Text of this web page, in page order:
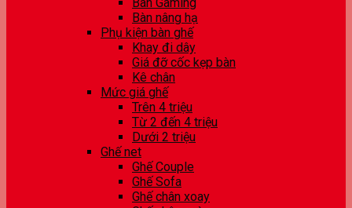
Bàn nâng hạ
Phụ kiện bàn ghế
Khay đi dây
Giá đỡ cốc kẹp bàn
Kê chân
Mức giá ghế
Trên 4 triệu
Từ 2 đến 4 triệu
Dưới 2 triệu
Ghế net
Ghế Couple
Ghế Sofa
Ghế chân xoay